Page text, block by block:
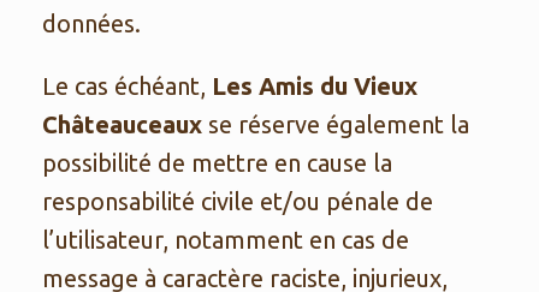
données.
Le cas échéant, Les Amis du Vieux
Châteauceaux se réserve également la
possibilité de mettre en cause la
responsabilité civile et/ou pénale de
l’utilisateur, notamment en cas de
message à caractère raciste, injurieux,